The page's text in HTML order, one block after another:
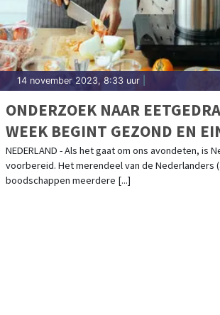
14 november 2023, 8:33 uur
ONDERZOEK NAAR
WEEK BEGINT GEZOND EN
PIZZA OF FRITUUR
NEDERLAND - Als het gaat om ons avondeten, is
voorbereid. Het merendeel van de Nederlanders
boodschappen meerdere [...]